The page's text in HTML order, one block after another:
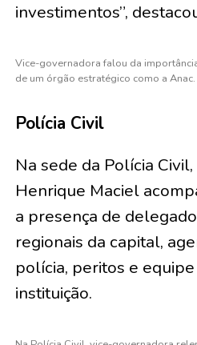
investimentos”,
Vice-governadora falou da
de um órgão estratégico como a
Polícia Civil
Na sede da Polícia
Henrique Maciel
a presença de
regionais da capital,
polícia, peritos e
instituição.